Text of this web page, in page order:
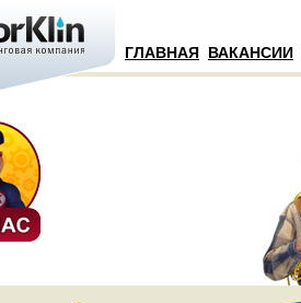
ГЛАВНАЯ ВАКАНСИИ